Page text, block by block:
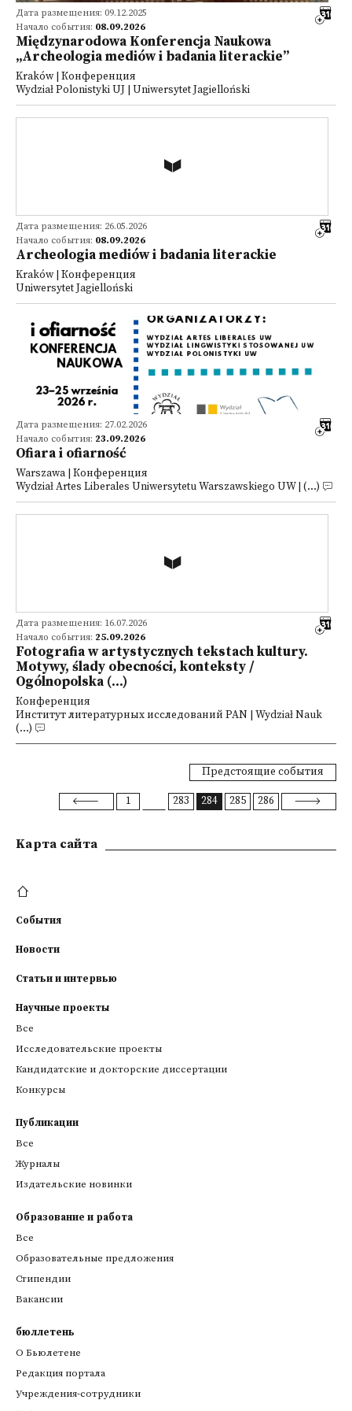
Дата размещения: 09.12.2025
Начало события: 08.09.2026
Międzynarodowa Konferencja Naukowa
„Archeologia mediów i badania literackie”
Kraków | Конференция
Wydział Polonistyki UJ | Uniwersytet Jagielloński
Дата размещения: 26.05.2026
Начало события: 08.09.2026
Archeologia mediów i badania literackie
Kraków | Конференция
Uniwersytet Jagielloński
Дата размещения: 27.02.2026
Начало события: 23.09.2026
Ofiara i ofiarność
Warszawa | Конференция
Wydział Artes Liberales Uniwersytetu Warszawskiego UW | (...)
Дата размещения: 16.07.2026
Начало события: 25.09.2026
Fotografia w artystycznych tekstach kultury.
Motywy, ślady obecności, konteksty /
Ogólnopolska (...)
Конференция
Институт литературных исследований PAN | Wydział Nauk
(...)
Предстоящие события
1 283 284 285 286
Kарта сайта
События
Новости
Статьи и интервью
Научные проекты
Все
Исследовательские проекты
Кандидатские и докторские диссертации
Конкурсы
Публикации
Все
Журналы
Издательские новинки
Образование и работа
Все
Образовательные предложения
Стипендии
Вакансии
бюллетень
О Бьюлетене
Редакция портала
Учреждения-сотрудники